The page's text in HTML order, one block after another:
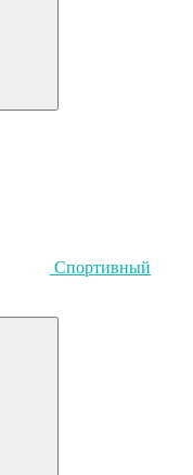
Спортивный